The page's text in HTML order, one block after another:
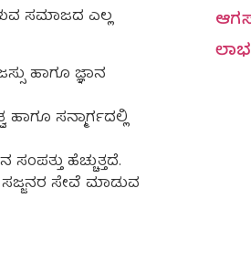
ಸಮಾಜದ ಎಲ್ಲ
ಹಾಗೂ ಜ್ಞಾನ
ಹಾಗೂ ಸನ್ಮಾರ್ಗದಲ್ಲಿ
ಹೆಚ್ಚುತ್ತದೆ.
ಸಜ್ಜನರ ಸೇವೆ ಮಾಡುವ